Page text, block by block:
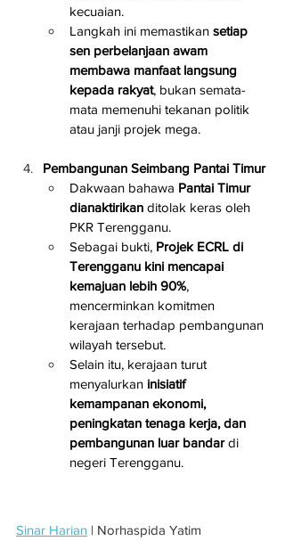
kecuaian.
Langkah ini memastikan setiap
sen perbelanjaan awam
membawa manfaat langsung
kepada rakyat, bukan semata-
mata memenuhi tekanan politik
atau janji projek mega.
Pembangunan Seimbang Pantai Timur
Dakwaan bahawa Pantai Timur
dianaktirikan ditolak keras oleh
PKR Terengganu.
Sebagai bukti, Projek ECRL di
Terengganu kini mencapai
kemajuan lebih 90%,
mencerminkan komitmen
kerajaan terhadap pembangunan
wilayah tersebut.
Selain itu, kerajaan turut
menyalurkan inisiatif
kemampanan ekonomi,
peningkatan tenaga kerja, dan
pembangunan luar bandar di
negeri Terengganu.
Sinar Harian | Norhaspida Yatim